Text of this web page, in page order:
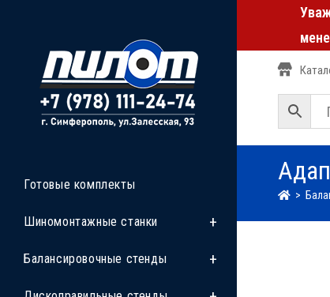
Готовые комплекты
Шиномонтажные станки
Балансировочные стенды
>